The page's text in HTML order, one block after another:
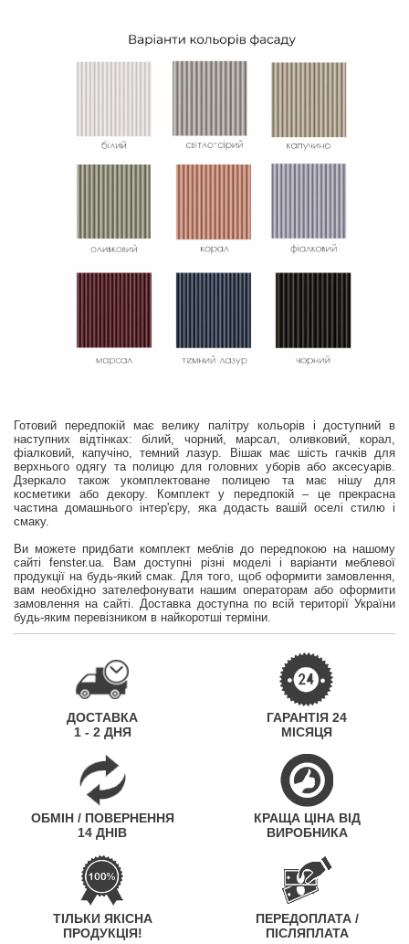
Готовий передпокій має велику палітру кольорів і доступний в
наступних відтінках: білий, чорний, марсал, оливковий, корал,
фіалковий, капучіно, темний лазур. Вішак має шість гачків для
верхнього одягу та полицю для головних уборів або аксесуарів.
Дзеркало також укомплектоване полицею та має нішу для
косметики або декору. Комплект у передпокій – це прекрасна
частина домашнього інтер'єру, яка додасть вашій оселі стилю і
смаку.
Ви можете придбати комплект меблів до передпокою на нашому
сайті fenster.ua. Вам доступні різні моделі і варіанти меблевої
продукції на будь-який смак. Для того, щоб оформити замовлення,
вам необхідно зателефонувати нашим операторам або оформити
замовлення на сайті. Доставка доступна по всій території України
будь-яким перевізником в найкоротші терміни.
ДОСТАВКА
1 - 2 ДНЯ
ГАРАНТІЯ 24
МІСЯЦЯ
ОБМІН / ПОВЕРНЕННЯ
14 ДНІВ
КРАЩА ЦІНА ВІД
ВИРОБНИКА
ТІЛЬКИ ЯКІСНА
ПРОДУКЦІЯ!
ПЕРЕДОПЛАТА /
ПІСЛЯПЛАТА